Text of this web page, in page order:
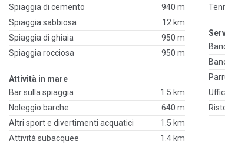
Spiaggia di cemento
940 m
Spiaggia sabbiosa
12 km
Spiaggia di ghiaia
950 m
Spiaggia rocciosa
950 m
Attività in mare
Bar sulla spiaggia
1.5 km
Noleggio barche
640 m
Altri sport e divertimenti acquatici
1.5 km
Attività subacquee
1.4 km